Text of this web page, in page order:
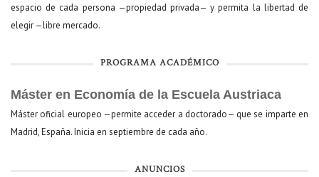
espacio de cada persona —propiedad privada— y permita la libertad de
elegir —libre mercado.
PROGRAMA ACADÉMICO
Máster en Economía de la Escuela Austriaca
Máster oficial europeo —permite acceder a doctorado— que se imparte en
Madrid, España. Inicia en septiembre de cada año.
ANUNCIOS